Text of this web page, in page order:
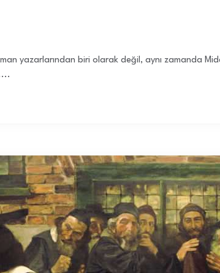
yazarlarından biri olarak değil, aynı zamanda